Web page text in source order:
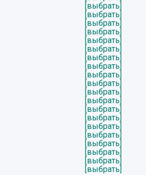
[выбрать]
[выбрать]
[выбрать]
[выбрать]
[выбрать]
[выбрать]
[выбрать]
[выбрать]
[выбрать]
[выбрать]
[выбрать]
[выбрать]
[выбрать]
[выбрать]
[выбрать]
[выбрать]
[выбрать]
[выбрать]
[выбрать]
[выбрать]